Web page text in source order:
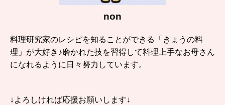
non
料理研究家のレシピを知ることができる「きょうの料
理」が大好き♪磨かれた技を習得して料理上手なお母さん
になれるように日々努力しています。
↓よろしければ応援お願いします↓